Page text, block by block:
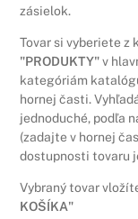
zásielok.
Tovar si vyberiete z
"PRODUKTY"v
kategóriám
hornej časti.
jednoduché, podľa
(zadajte v hornej
dostupnosti tovaru
Vybraný tovar
KOŠÍKA"